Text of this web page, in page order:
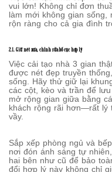
vui lớn! Không chỉ đơn
làm mới không gian
rộn ràng cho cả gia đình
2.1. Giữ nét xưa, chỉnh sửa bố cục hợp lý
Việc cải tạo nhà 3 gian
được nét đẹp truyền
sống. Hãy thử giữ lại
các cột, kèo và trần để
mở rộng gian giữa bằng
khách rộng rãi hơn—rất lý
vầy.
Sắp xếp phòng ngủ và
nơi đón ánh sáng tự
hai bên như cũ để bảo
đổi hợp lý này không chỉ